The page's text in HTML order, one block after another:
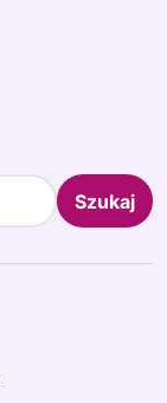
Szukaj